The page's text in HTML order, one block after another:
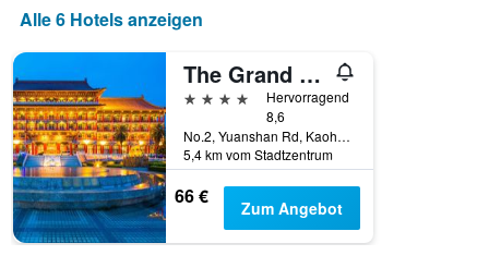
Alle 6 Hotels anzeigen
The Grand Hotel Kaohsiung
4 Sterne
Hervorragend
8,6
No.2, Yuanshan Rd, Kaohsiung, Taiwan
5,4 km vom Stadtzentrum
66 € Zum Angebot